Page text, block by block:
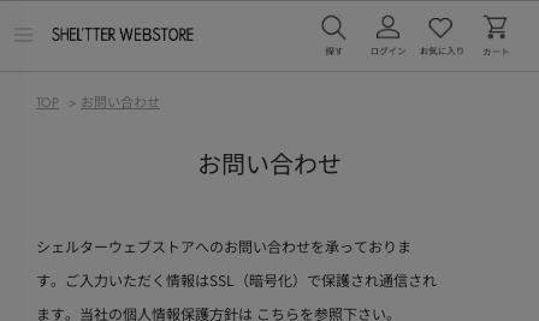
TOP > お問い合わせ
お問い合わせ
シェルターウェブストアへのお問い合わせを承っておりま
す。ご入力いただく情報はSSL（暗号化）で保護され通信され
ます。当社の個人情報保護方針は こちらを参照下さい。